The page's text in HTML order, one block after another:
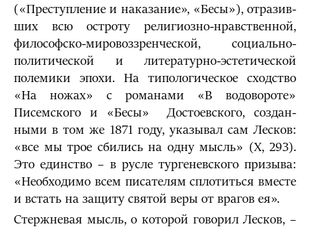
(«Преступление и наказание», «Бесы»), отразив­
ших всю остроту религи­озно-нравствен­ной,
фило­софско-мировоззренческой, со­циально-
политической и литературно-эстетиче­ской
полемики эпохи. На типологи­ческое сходство
«На ножах» с романами «В водовороте»
Писемского и «Бесы» Достоев­ского, создан­
ными в том же 1871 году, указывал сам Лесков:
«все мы трое сбились на одну мысль» (X, 293).
Это единство – в русле тургеневского призыва:
«Необходимо всем писателям сплотиться вместе
и встать на защиту святой веры от врагов ея».
Стержневая мысль, о которой говорил Лесков, –